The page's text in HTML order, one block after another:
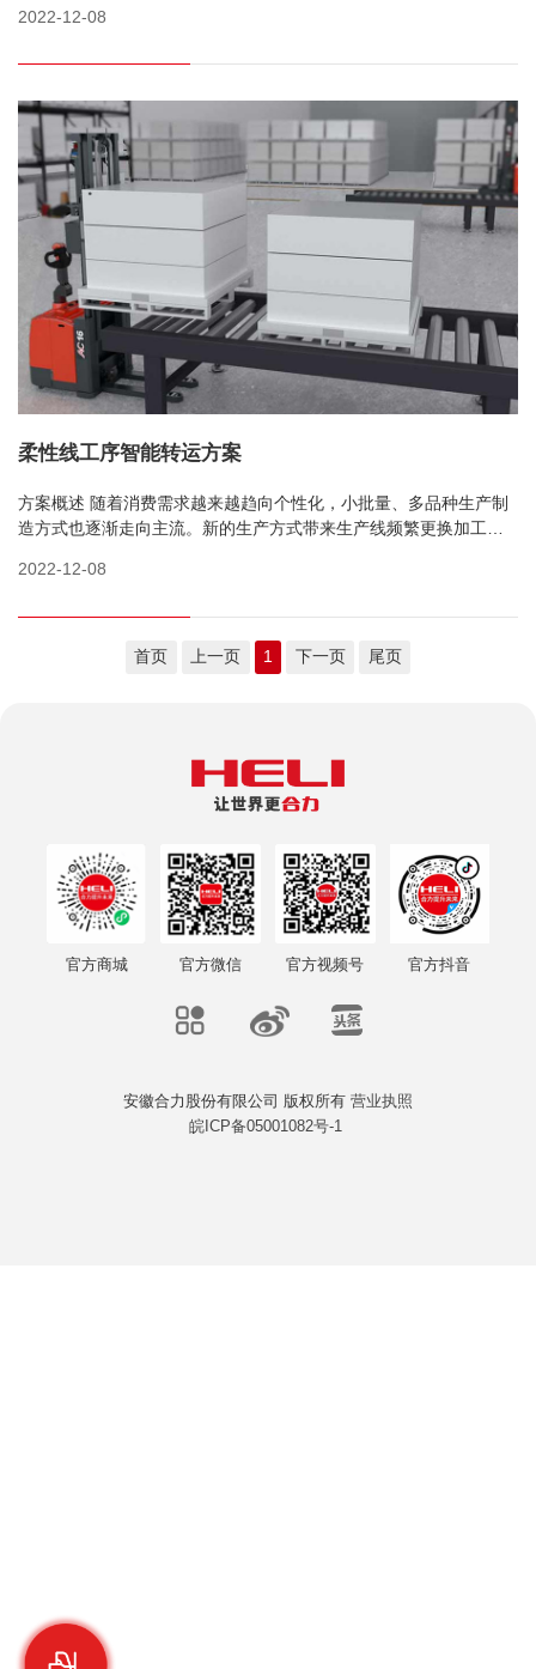
（原料）为单位同步供给或按生产顺序单品零部件（原料）投料等
2022-12-08
柔性线工序智能转运方案
方案概述 随着消费需求越来越趋向个性化，小批量、多品种生产制
造方式也逐渐走向主流。新的生产方式带来生产线频繁更换加工产
活应变能力，即物流系统的柔性。3C电子、轻工、汽车制造等大众
2022-12-08
首页 上一页 1 下一页 尾页
官方商城 官方微信 官方视频号 官方抖音
安徽合力股份有限公司 版权所有 营业执照
皖ICP备05001082号-1